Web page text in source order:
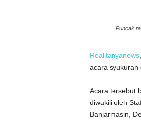
Puncak
Realitanyanews
acara syukuran
Acara tersebut
diwakili oleh
Banjarmasin,